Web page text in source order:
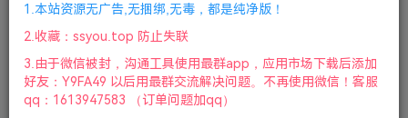
版本介绍：v1.3|容量16GB|官方简体中文|支持键盘.鼠标.手
柄|2022年12月16号更新
游戏视频预览：点击查看
1.本站资源无广告,无捆绑,无毒，都是纯净版！
2.收藏：ssyou.top 防止失联
3.由于微信被封，沟通工具使用最群app，应用市场下载后添加
好友：Y9FA49 以后用最群交流解决问题。不再使用微信！客服
qq：1613947583 （订单问题加qq）